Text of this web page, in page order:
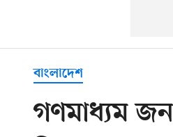
বাংলাদেশ
গণমাধ্যম